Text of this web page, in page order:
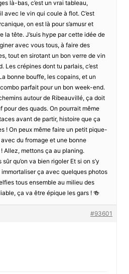
là-bas, c’est un vrai tableau,
avec le vin qui coule à flot. C’est
on est là pour s’amusr et
la tête. J’suis hype par cette idée de
avec vous tous, à faire des
tout en sirotant un bon verre de vin
Les crépines dont tu parlais, c’est
bonne bouffe, les copains, et un
parfait pour un bon week-end.
autour de Ribeauvillé, ça doit
pour des quads. On pourrait même
avant de partir, histoire que ça
! On peux même faire un petit pique-
du fromage et une bonne
Allez, mettons ça au planing.
qu’on va bien rigoler Et si on s’y
immortaliser ça avec quelques photos
tous ensemble au milieu des
ça va être épique les gars ! 🍻
#93601